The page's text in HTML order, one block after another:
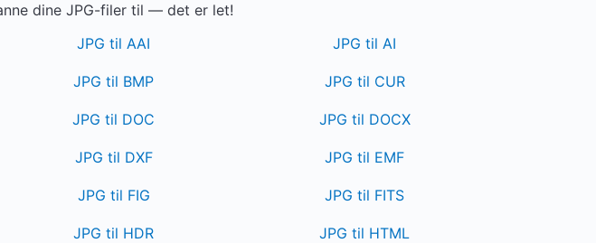
dine JPG-filer til — det er let!
JPG til AAI JPG til AI
JPG til BMP JPG til CUR
JPG til DOC JPG til DOCX
JPG til DXF JPG til EMF
JPG til FIG JPG til FITS
JPG til HDR JPG til HTML